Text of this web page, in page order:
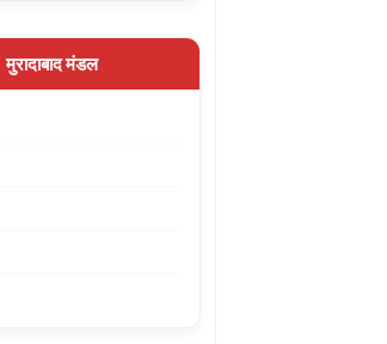
मुरादाबाद मंडल